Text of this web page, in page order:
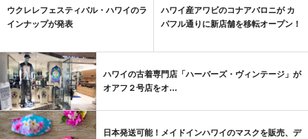
ウクレレフェスティバル・ハワイのラ
インナップが発表
ハワイ産アワビのコナアバロニが カ
パフル通りに新店舗を移転オープン！
ハワイの古着専門店「ハーバーズ・ヴィンテージ」が
オアフ２号店をオ…
日本発送可能！メイドインハワイのマスクを販売、デ